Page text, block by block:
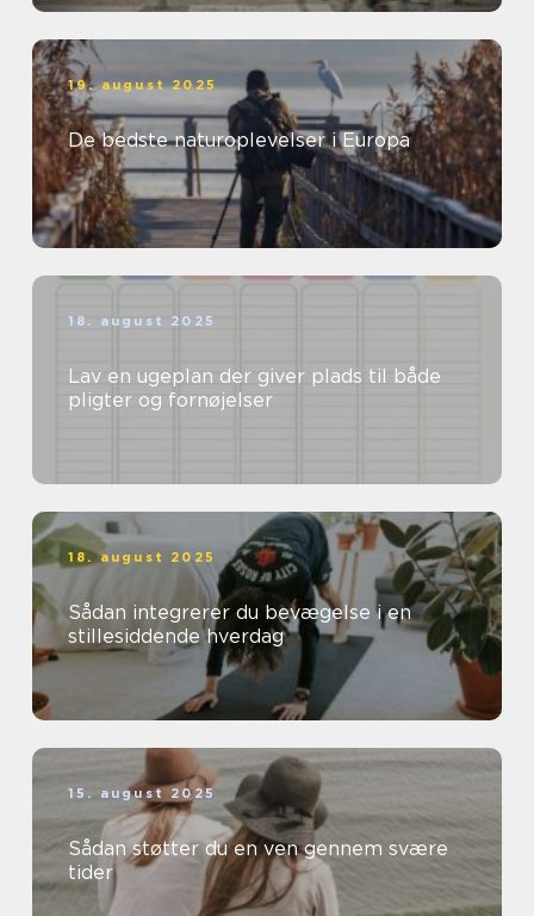
19. august 2025
De bedste naturoplevelser i Europa
18. august 2025
Lav en ugeplan der giver plads til både
pligter og fornøjelser
18. august 2025
Sådan integrerer du bevægelse i en
stillesiddende hverdag
15. august 2025
Sådan støtter du en ven gennem svære
tider